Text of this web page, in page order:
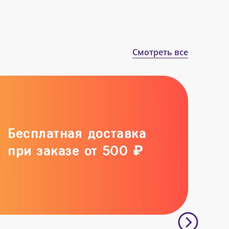
Смотреть все
Бесплатная доставка
при заказе от 500 ₽